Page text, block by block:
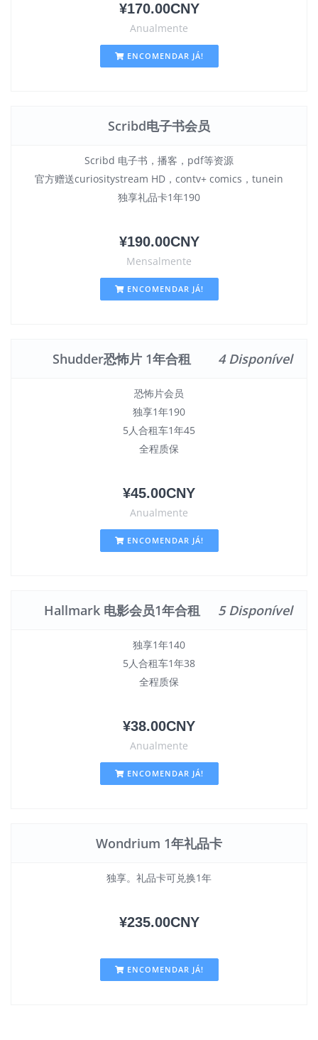
¥170.00CNY
Anualmente
ENCOMENDAR JÁ!
Scribd电子书会员
Scribd 电子书，播客，pdf等资源
官方赠送curiositystream HD，contv+ comics，tunein
独享礼品卡1年190
¥190.00CNY
Mensalmente
ENCOMENDAR JÁ!
Shudder恐怖片 1年合租 4 Disponível
恐怖片会员
独享1年190
5人合租车1年45
全程质保
¥45.00CNY
Anualmente
ENCOMENDAR JÁ!
Hallmark 电影会员1年合租 5 Disponível
独享1年140
5人合租车1年38
全程质保
¥38.00CNY
Anualmente
ENCOMENDAR JÁ!
Wondrium 1年礼品卡
独享。礼品卡可兑换1年
¥235.00CNY
ENCOMENDAR JÁ!